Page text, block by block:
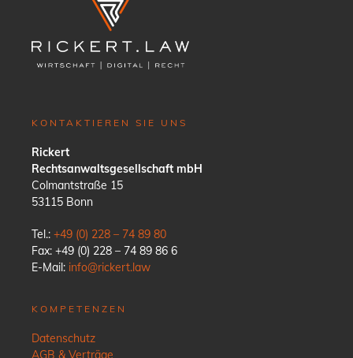
KONTAKTIEREN SIE UNS
Rickert
Rechtsanwaltsgesellschaft mbH
Colmantstraße 15
53115 Bonn
Tel.: +49 (0) 228 – 74 89 80
Fax: +49 (0) 228 – 74 89 86 6
E-Mail: info@rickert.law
KOMPETENZEN
Datenschutz
AGB & Verträge